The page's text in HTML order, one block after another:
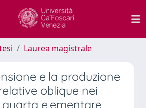
Laurea magistrale
e la produzione
oblique nei
elementare